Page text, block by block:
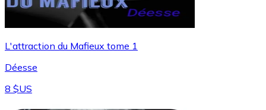
L'attraction du Mafieux tome 1
Déesse
8 $US